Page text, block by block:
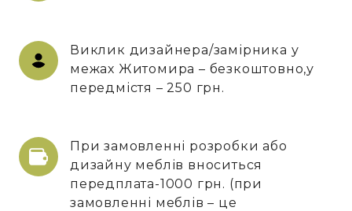
Виклик дизайнера/замірника у
межах Житомира – безкоштовно,у
передмістя – 250 грн.
При замовленні розробки або
дизайну меблів вноситься
передплата-1000 грн. (при
замовленні меблів – це